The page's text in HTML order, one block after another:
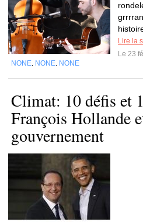
Lire la
Le 23
NONE NONE NONE
Climat: 10 défis et
François Hollande
gouvernement